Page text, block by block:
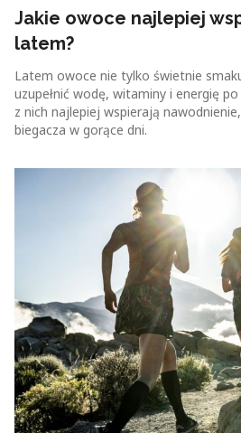
Jakie owoce najlepiej
latem?
Latem owoce nie tylko świetnie
uzupełnić wodę, witaminy i energię
z nich najlepiej wspierają
biegacza w gorące dni.